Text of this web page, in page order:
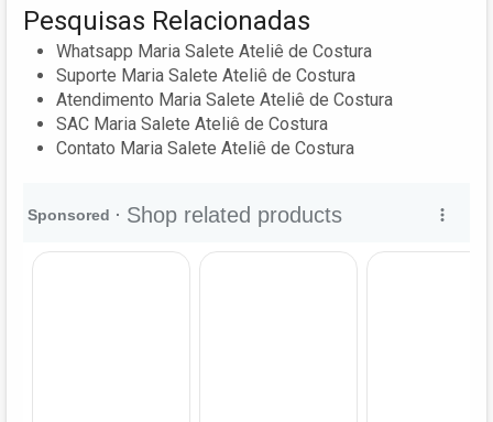
Pesquisas Relacionadas
Whatsapp Maria Salete Ateliê de Costura
Suporte Maria Salete Ateliê de Costura
Atendimento Maria Salete Ateliê de Costura
SAC Maria Salete Ateliê de Costura
Contato Maria Salete Ateliê de Costura